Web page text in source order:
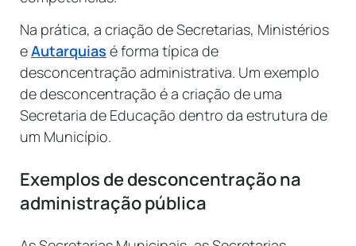
Na prática, a criação de Secretarias, Ministérios
eAutarquias é forma típica de
desconcentração administrativa. Um exemplo
de desconcentração é a criação de uma
Secretaria de Educação dentro da estrutura de
um Município.
Exemplos de desconcentração na
administração pública